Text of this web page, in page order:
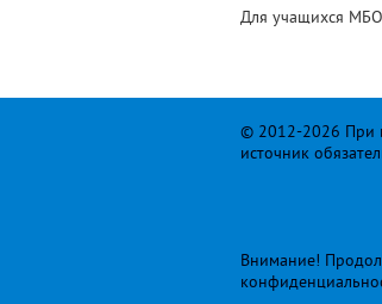
Для учащихся
© 2012-2026 При
источник
Внимание!